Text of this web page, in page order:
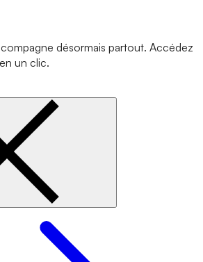
désormais partout. Accédez
un clic.